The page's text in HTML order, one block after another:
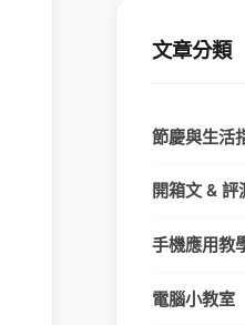
文章分類
節慶與生活
開箱文 & 評
手機應用教
電腦小教室